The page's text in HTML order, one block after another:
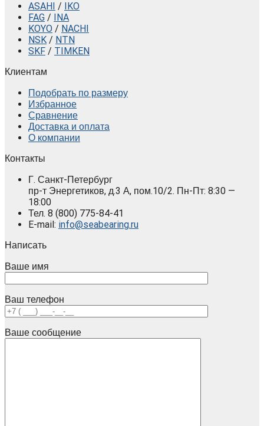
ASAHI / IKO
FAG / INA
KOYO / NACHI
NSK / NTN
SKF / TIMKEN
Клиентам
Подобрать по размеру
Избранное
Сравнение
Доставка и оплата
О компании
Контакты
Г. Санкт-Петербург
пр-т Энергетиков, д.3 А, пом.10/2. Пн-Пт: 8:30 —
18:00
Тел. 8 (800) 775-84-41
E-mail: info@seabearing.ru
Написать
Ваше имя
Ваш телефон
Ваше сообщение